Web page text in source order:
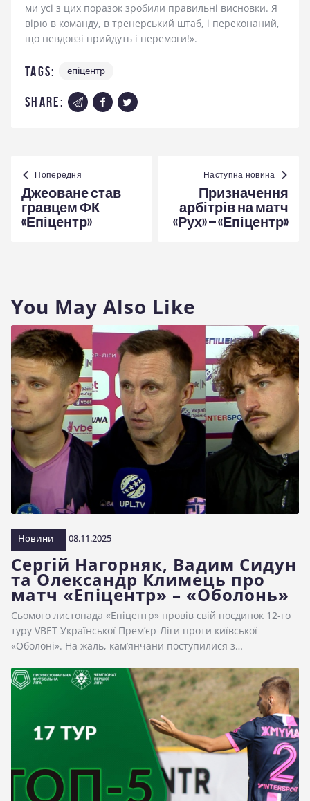
ми усі з цих поразок зробили правильні висновки. Я
вірю в команду, в тренерський штаб, і переконаний,
що невдовзі прийдуть і перемоги!».
Tags: епіцентр
share:
Навігація
записів
Попередня
Джеоване став
гравцем ФК
«Епіцентр»
Наступна новина
Призначення
арбітрів на матч
«Рух» – «Епіцентр»
You May Also Like
Новини 08.11.2025
Сергій Нагорняк, Вадим Сидун
та Олександр Климець про
матч «Епіцентр» – «Оболонь»
Сьомого листопада «Епіцентр» провів свій поєдинок 12-го
туру VBET Української Прем’єр-Ліги проти київської
«Оболоні». На жаль, кам’янчани поступилися з…